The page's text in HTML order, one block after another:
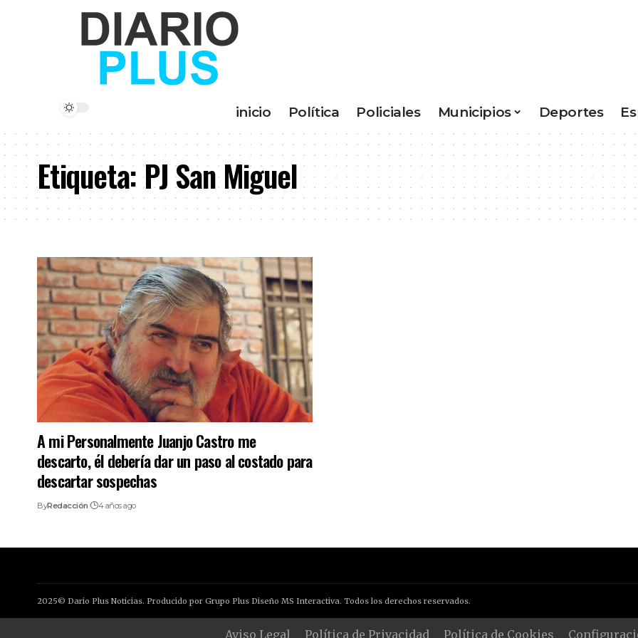
inicio Política Policiales Municipios Deportes
Etiqueta:PJ San Miguel
A mi Personalmente Juanjo Castro me
descarto, él debería dar un paso al costado para
descartar sospechas
ByRedacción 4 años ago
2025© Dario Plus Noticias. Producido por Grupo Plus Diseño MS Interactiva. Todos los derechos reservados.
Aviso Legal Política de Privacidad Política de Cookies